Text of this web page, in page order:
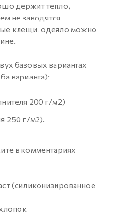
держит тепло,
не заводятся
клещи, одеяло можно
базовых вариантах
варианта):
200 г/м2)
250 г/м2).
в комментариях
(силиконизированное